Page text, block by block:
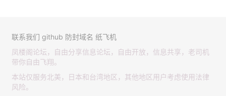
联系我们 github 防封域名 纸飞机
凤楼阁论坛，自由分享信息论坛，自由开放，信息共享，老司机
带你自由飞翔。
本站仅服务北美，日本和台湾地区，其他地区用户考虑使用法律
风险。